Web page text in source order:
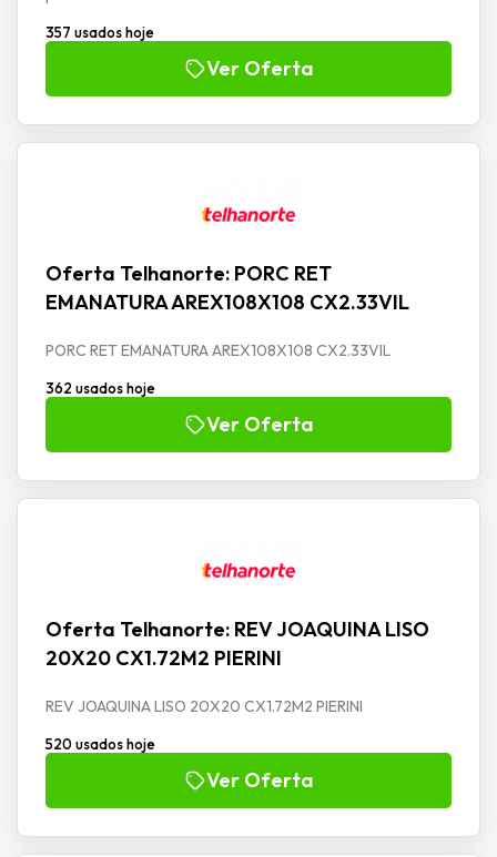
357 usados hoje
Ver Oferta
Oferta Telhanorte: PORC RET
EMANATURA AREX108X108 CX2.33VIL
PORC RET EMANATURA AREX108X108 CX2.33VIL
362 usados hoje
Ver Oferta
Oferta Telhanorte: REV JOAQUINA LISO
20X20 CX1.72M2 PIERINI
REV JOAQUINA LISO 20X20 CX1.72M2 PIERINI
520 usados hoje
Ver Oferta